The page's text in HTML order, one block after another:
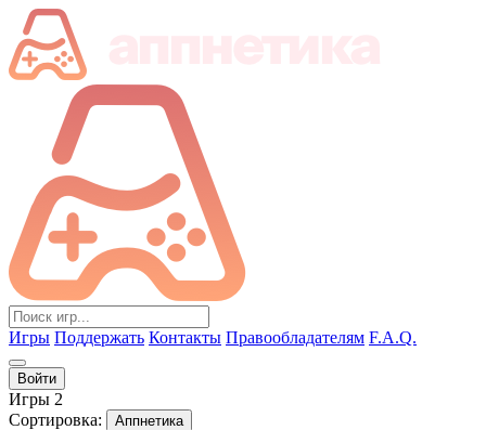
Игры Поддержать Контакты Правообладателям F.A.Q.
Войти
Игры 2
Сортировка:
Аппнетика